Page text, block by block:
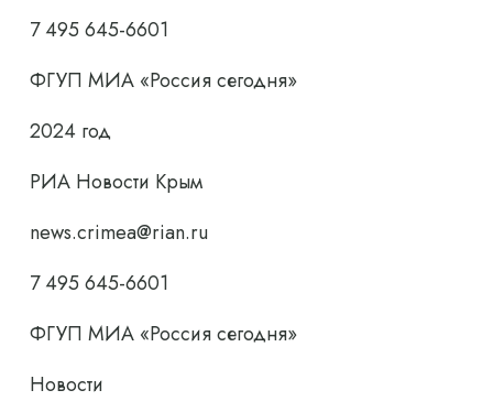
7 495 645-6601
ФГУП МИА «Россия сегодня»
2024 год
РИА Новости Крым
news.crimea@rian.ru
7 495 645-6601
ФГУП МИА «Россия сегодня»
Новости